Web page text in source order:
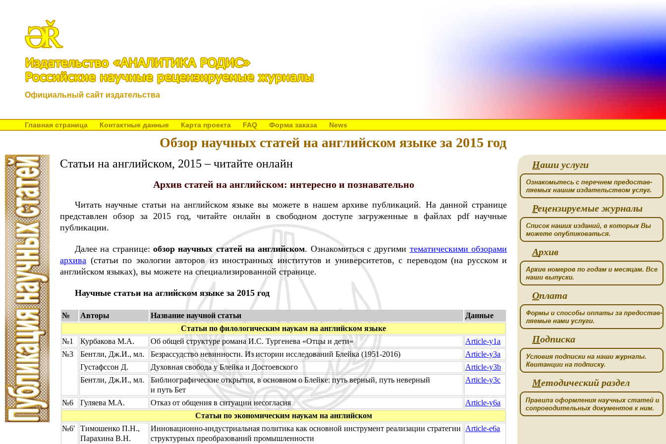
Официальный сайт издательства
Главная страница Контактные данные Карта проекта FAQ Форма заказа News
Обзор научных статей на английском языке за 2015 год
Наши услуги
Рецензируемые журналы
Архив
Оплата
Подписка
Методический раздел
Статьи на английском, 2015 – читайте онлайн
Архив статей на английском: интересно и познавательно
Читать научные статьи на английском языке вы можете в нашем архиве публикаций. На данной странице
представлен обзор за 2015 год, читайте онлайн в свободном доступе загруженные в файлах pdf научные
публикации.
Далее на странице: обзор научных статей на английском. Ознакомиться с другими тематическими обзорами
архива (статьи по экологии авторов из иностранных институтов и университетов, с переводом (на русском и
английском языках), вы можете на специализированной странице.
Научные статьи на аглийском языке за 2015 год
№ Авторы Название научной статьи
Данные
Статьи по филологическим наукам на английском языке
№1
Курбакова М.А. Об общей структуре романа И.С. Тургенева «Отцы и дети»
Article-y1a
№3
Бентли, Дж.И., мл. Безрассудство невинности. Из истории исследований Блейка (1951-2016)
Article-y3a
Густафссон Д.
Духовная свобода у Блейка и Достоевского
Article-y3b
Бентли, Дж.И., мл.
Библиографические открытия, в основном о Блейке: путь верный, путь неверный
и путь Бет
Article-y3c
№6 Гуляева М.А. Отказ от общения в ситуации несогласия
Article-y6a
Статьи по экономическим наукам на английском
№6′
Тимошенко П.Н.,
Парахина В.Н.
Инновационно-индустриальная политика как основной инструмент реализации стратегии
структурных преобразований промышленности
Article-e6a